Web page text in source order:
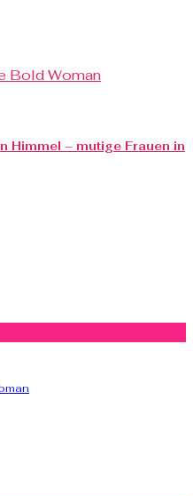
Himmel – mutige Frauen in